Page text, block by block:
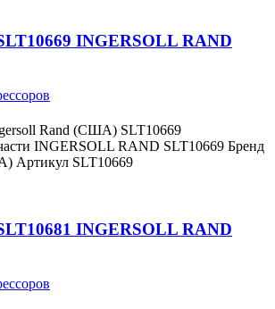
INGERSOLL RAND
Rand (США) SLT10669
INGERSOLL RAND SLT10669 Бренд
Артикул SLT10669
INGERSOLL RAND